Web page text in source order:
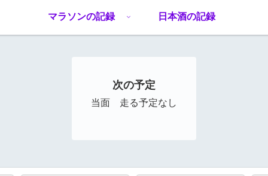
マラソンの記録 日本酒の記録
次の予定
当面 走る予定なし